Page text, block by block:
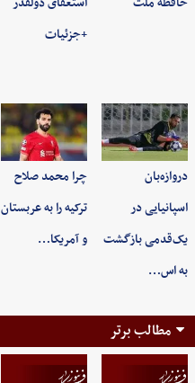
+جزئیات
دروازه‌بان
اسپانیایی در
یک‌قدمی بازگشت
به اس…
چرا محمد صلاح
ترکیه را به عربستان
و آمریکا…
مطالب برتر